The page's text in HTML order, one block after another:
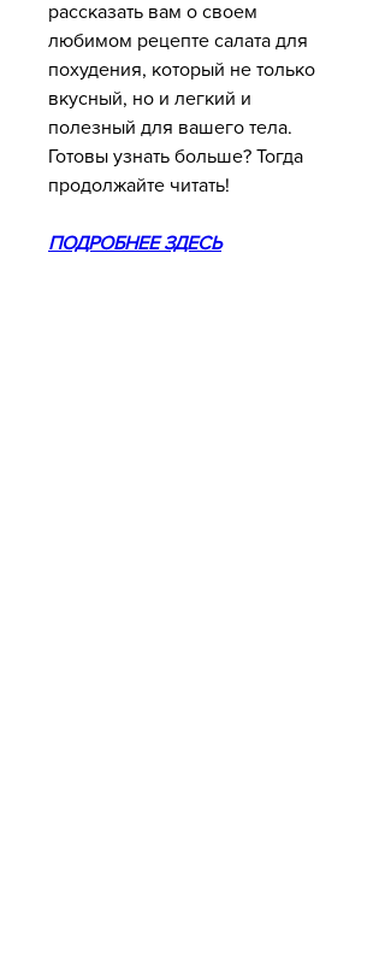
рассказать вам о своем
любимом рецепте салата для
похудения, который не только
вкусный, но и легкий и
полезный для вашего тела.
Готовы узнать больше? Тогда
продолжайте читать!
ПОДРОБНЕЕ ЗДЕСЬ